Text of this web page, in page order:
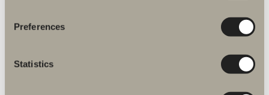
Preferences
Statistics